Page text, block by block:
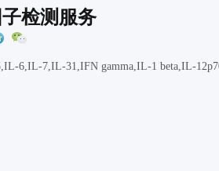
检测服务
6,IL-7,IL-31,IFN gamma,IL-1 beta,IL-